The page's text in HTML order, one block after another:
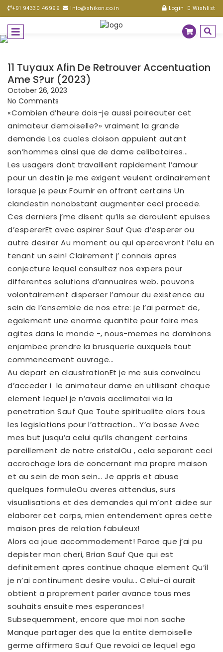
+91 94330 46999 info@shikon.co.in Login Wishlist
11 Tuyaux Afin De Retrouver Accentuation
Ame S?ur (2023)
October 26, 2023
No Comments
«Combien d’heure dois-je aussi poireauter cet
animateur demoiselle?» vraiment la grande
demande Los cuales cloison appuient autant
son’hommes ainsi que de dame celibataires…
Les usagers dont travaillent rapidement l’amour
pour un destin je me exigent veulent ordinairement
lorsque je peux Fournir en offrant certains Un
clandestin nonobstant augmenter ceci procede.
Ces derniers j’me disent qu’ils se deroulent epuises
d’espererEt avec aspirer Sauf Que d’esperer ou
autre desirer Au moment ou qui apercevront l’elu en
tenant un sein! Clairement j’ connais apres
conjecture lequel consultez nos expers pour
differentes solutions d’annuaires web. pouvons
volontairement disperser l’amour du existence au
sein de l’ensemble de nos etre: je l’ai permet de,
egalement une enorme quantite pour faire mes
agites dans le monde -, nous-memes ne dominons
enjambee prendre la brusquerie auxquels tout
commencement ouvrage…
Au depart en claustrationEt je me suis convaincu
d’acceder i le animateur dame en utilisant chaque
element lequel je n’avais acclimatai via la
penetration Sauf Que Toute spiritualite alors tous
les legislations pour l’attraction… Y’a bosse Avec
mes but jusqu’a celui qu’ils changent certains
pareillement de notre cristalOu , cela separant ceci
accrochage lors de concernant ma propre maison
et au sein de mon sein… Je appris et abuse
quelques formuleOu averes attendus, surs
visualisations et des demandes qui m’ont aidee sur
elaborer cet corps, mien entendement apres cette
maison pres de relation fabuleux!
Alors ca joue accommodement! Parce que j’ai pu
depister mon cheri, Brian Sauf Que qui est
definitement apres continue chaque element Qu’il
je n’ai continument desire voulu… Celui-ci aurait
obtient a proprement parler avance tous mes
souhaits ensuite mes esperances!
Subsequemment, encore que moi non sache
Manque partager des que la entite demoiselle
germe affirmera Sauf Que revoici ce lequel ego